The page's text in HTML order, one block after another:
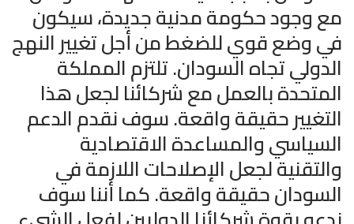
مع وجود حكومة مدنية جديدة، سيكون
في وضع قوي للضغط من أجل تغيير النهج
الدولي تجاه السودان. تلتزم المملكة
المتحدة بالعمل مع شركائنا لجعل هذا
التغيير حقيقة واقعة. سوف نقدم الدعم
السياسي والمساعدة الاقتصادية
والتقنية لجعل الإصلاحات اللازمة في
السودان حقيقة واقعة. كما أننا سوف